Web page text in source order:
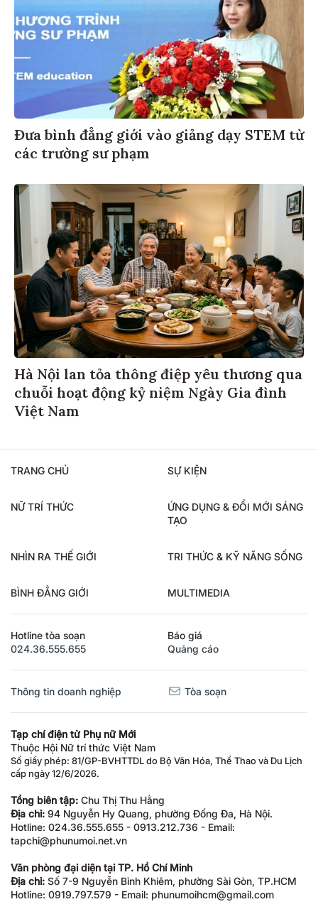
Đưa bình đẳng giới vào giảng dạy STEM từ
các trường sư phạm
Hà Nội lan tỏa thông điệp yêu thương qua
chuỗi hoạt động kỷ niệm Ngày Gia đình
Việt Nam
TRANG CHỦ SỰ KIỆN
NỮ TRÍ THỨC
ỨNG DỤNG & ĐỔI MỚI SÁNG
TẠO
NHÌN RA THẾ GIỚI TRI THỨC & KỸ NĂNG SỐNG
BÌNH ĐẲNG GIỚI MULTIMEDIA
Hotline tòa soạn
024.36.555.655
Báo giá
Quảng cáo
Thông tin doanh nghiệp Tòa soạn
Tạp chí điện tử Phụ nữ Mới
Thuộc Hội Nữ trí thức Việt Nam
Số giấy phép: 81/GP-BVHTTDL do Bộ Văn Hóa, Thể Thao và Du Lịch
cấp ngày 12/6/2026.
Tổng biên tập: Chu Thị Thu Hằng
Địa chỉ: 94 Nguyễn Hy Quang, phường Đống Đa, Hà Nội.
Hotline: 024.36.555.655 - 0913.212.736 - Email:
tapchi@phunumoi.net.vn
Văn phòng đại diện tại TP. Hồ Chí Minh
Địa chỉ: Số 7-9 Nguyễn Bỉnh Khiêm, phường Sài Gòn, TP.HCM
Hotline: 0919.797.579 - Email: phunumoihcm@gmail.com